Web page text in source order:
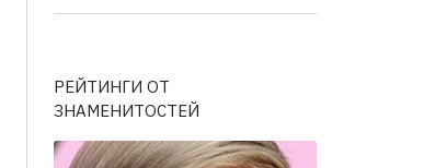
РЕЙТИНГИ ОТ
ЗНАМЕНИТОСТЕЙ